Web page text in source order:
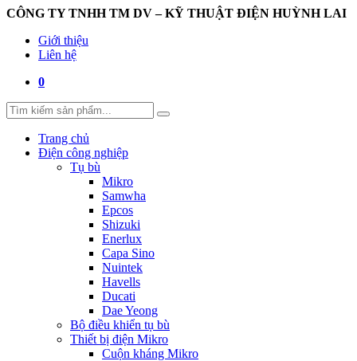
CÔNG TY TNHH TM DV – KỸ THUẬT ĐIỆN HUỲNH LAI
Giới thiệu
Liên hệ
0
Trang chủ
Điện công nghiệp
Tụ bù
Mikro
Samwha
Epcos
Shizuki
Enerlux
Capa Sino
Nuintek
Havells
Ducati
Dae Yeong
Bộ điều khiển tụ bù
Thiết bị điện Mikro
Cuộn kháng Mikro